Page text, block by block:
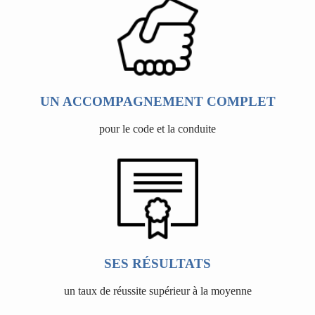
UN ACCOMPAGNEMENT COMPLET
pour le code et la conduite
SES RÉSULTATS
un taux de réussite supérieur à la moyenne